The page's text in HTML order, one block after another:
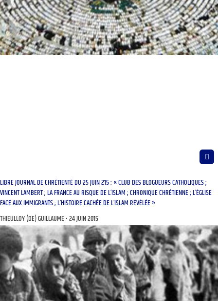
LIBRE JOURNAL DE CHRÉTIENTÉ DU 25 JUIN 215 : « CLUB DES BLOGUEURS CATHOLIQUES ;
VINCENT LAMBERT ; LA FRANCE AU RISQUE DE L’ISLAM ; CHRONIQUE CHRÉTIENNE ; L’ÉGLISE
FACE AUX IMMIGRANTS ; L’HISTOIRE CACHÉE DE L’ISLAM RÉVÉLÉE »
THIEULLOY (DE) GUILLAUME 24 JUIN 2015